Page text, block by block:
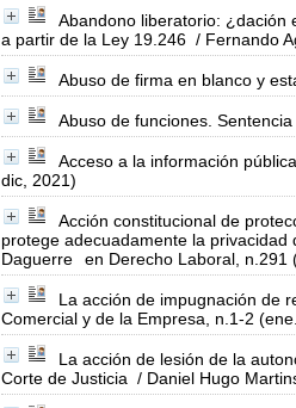
Abandono liberatorio: ¿dación
a partir de la Ley 19.246 / Fernando
Abuso de firma en blanco y
Abuso de funciones.
Acceso a la información pública
dic, 2021)
Acción constitucional de
protege adecuadamente la
Daguerre
en Derecho Laboral, n.291
La acción de impugnación de
Comercial y de la Empresa, n.1-2
La acción de lesión de la
Corte de Justicia / Daniel Hugo